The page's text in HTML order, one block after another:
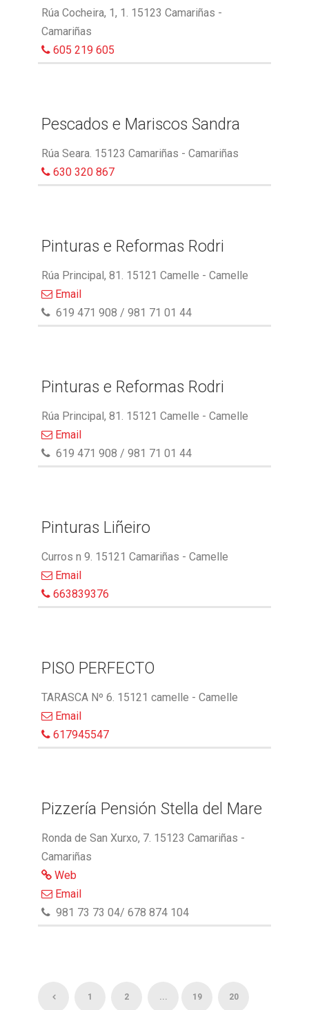
Rúa Cocheira, 1, 1. 15123 Camariñas -
Camariñas
605 219 605
Pescados e Mariscos Sandra
Rúa Seara. 15123 Camariñas - Camariñas
630 320 867
Pinturas e Reformas Rodri
Rúa Principal, 81. 15121 Camelle - Camelle
Email
619 471 908 / 981 71 01 44
Pinturas e Reformas Rodri
Rúa Principal, 81. 15121 Camelle - Camelle
Email
619 471 908 / 981 71 01 44
Pinturas Liñeiro
Curros n 9. 15121 Camariñas - Camelle
Email
663839376
PISO PERFECTO
TARASCA Nº 6. 15121 camelle - Camelle
Email
617945547
Pizzería Pensión Stella del Mare
Ronda de San Xurxo, 7. 15123 Camariñas -
Camariñas
Web
Email
981 73 73 04/ 678 874 104
1 2 ... 19 20